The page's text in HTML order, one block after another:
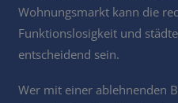
Wohnungsmarkt kann die
Funktionslosigkeit und
entscheidend sein.
Wer mit einer ablehnenden